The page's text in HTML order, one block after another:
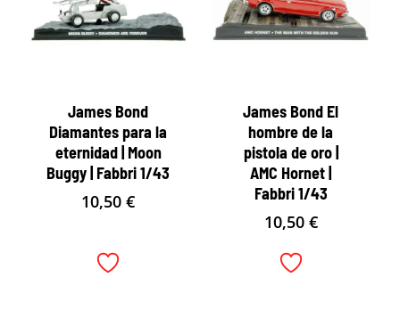
James Bond
Diamantes para la
eternidad | Moon
Buggy | Fabbri 1/43
10,50€
James Bond El
hombre de la
pistola de oro |
AMC Hornet |
Fabbri 1/43
10,50 €